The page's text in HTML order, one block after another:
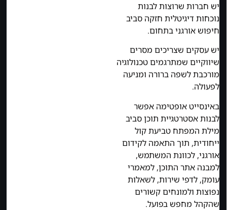
יש חברות שרוצות לבנות
נוכחות דיגיטלית חזקה סביב
חיפוש אורגני בתחום.
יש עסקים שצריכים מסרים
שיווקיים שמתרגמים טכנולוגיה
מורכבת לשפה ברורה ומניעה
לפעולה.
באינסייט אופטימה אפשר
לבנות אסטרטגיית תוכן סביב
מילת המפתח טביעת קול
ייחודית, תוך התאמה לקידום
אורגני, לכוונת המשתמש,
למבנה אתר התוכן, למאמרי
עומק, לדפי שירות, לשאלות
נפוצות ולמונחים קשורים
שהקהל מחפש בפועל.